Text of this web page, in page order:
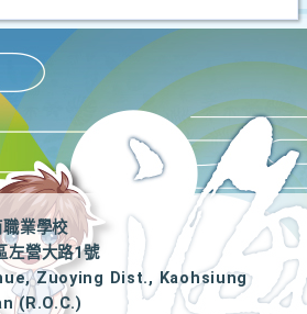
業學校
左營大路1號
Zuoying Dist., Kaohsiung
(R.O.C.)